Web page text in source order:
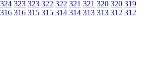
324 323 323 322 322 321 321 320 320 319
316 316 315 315 314 314 313 313 312 312